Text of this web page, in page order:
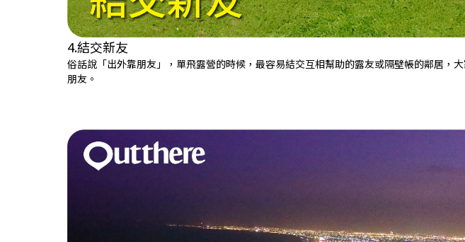
4.結交新友
俗話說「出外靠朋友」，單飛露營的時候，最容易結交互相幫助的露友或隔壁帳的鄰居
朋友。